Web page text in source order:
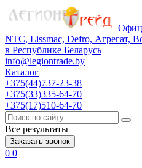
NTC, Lissmac, Defro, Агрегат,
в Республике Беларусь
info@legiontrade.by
Каталог
+375(44)737-23-38
+375(33)335-64-70
+375(17)510-64-70
Все результаты
Заказать звонок
0 0